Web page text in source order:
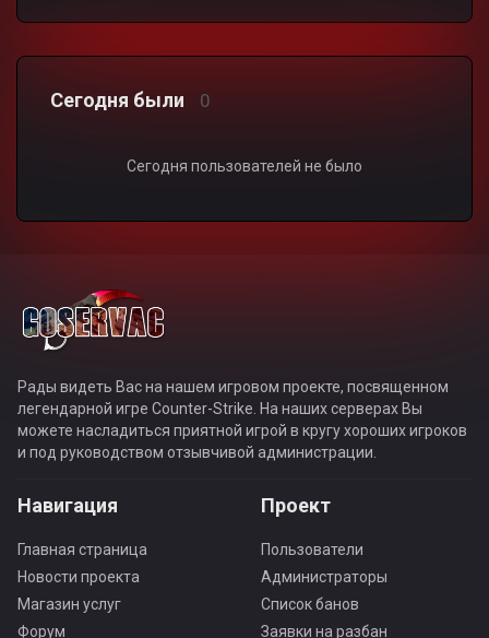
Сегодня были 0
Сегодня пользователей не было
Рады видеть Вас на нашем игровом проекте, посвященном
легендарной игре Counter-Strike. На наших серверах Вы
можете насладиться приятной игрой в кругу хороших игроков
и под руководством отзывчивой администрации.
Навигация
Главная страница
Новости проекта
Магазин услуг
Форум
Проект
Пользователи
Администраторы
Список банов
Заявки на разбан